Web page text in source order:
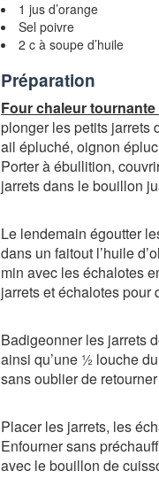
1 jus d’orange
Sel poivre
2 c à soupe d’huile
Préparation
Four chaleur tournante
plonger les petits jarrets
ail épluché, oignon
Porter à ébullition,
jarrets dans le bouillon
Le lendemain égoutter
dans un faitout l’huile
min avec les échalotes
jarrets et échalotes pour
Badigeonner les jarrets
ainsi qu’une ½ louche
sans oublier de
Placer les jarrets, les
Enfourner sans
avec le bouillon de